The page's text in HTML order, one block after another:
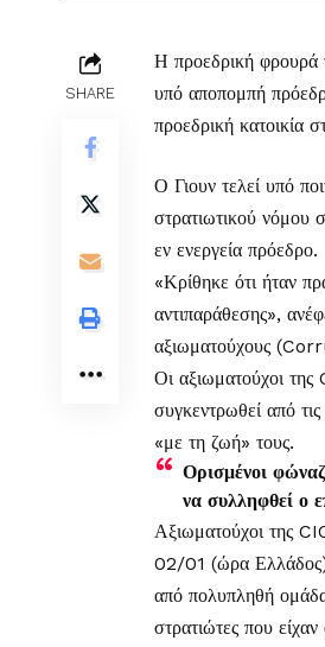
SHARE
Η προεδρική φρουρά
υπό αποπομπή
προεδρική κατοικία
Ο Γιουν τελεί υπό
στρατιωτικού νόμου
εν ενεργεία πρόεδρο.
«Κρίθηκε ότι ήταν
αντιπαράθεσης»,
αξιωματούχους
Οι αξιωματούχοι της
συγκεντρωθεί από
«με τη ζωή» τους.
Ορισμένοι
να συλληφθεί ο
Αξιωματούχοι της
02/01 (ώρα Ελλάδος)
από πολυπληθή
στρατιώτες που